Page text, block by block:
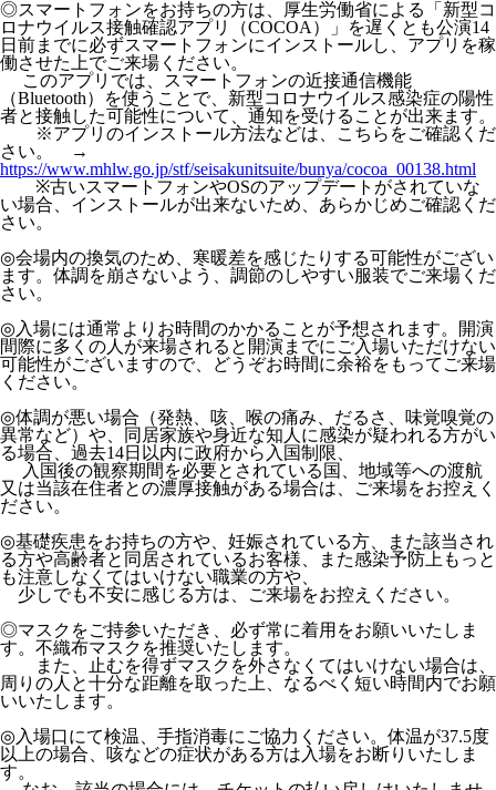
◎スマートフォンをお持ちの方は、厚生労働省による「新型コ
ロナウイルス接触確認アプリ（COCOA）」を遅くとも公演14
日前までに必ずスマートフォンにインストールし、アプリを稼
働させた上でご来場ください。
このアプリでは、スマートフォンの近接通信機能
（Bluetooth）を使うことで、新型コロナウイルス感染症の陽性
者と接触した可能性について、通知を受けることが出来ます。
※アプリのインストール方法などは、こちらをご確認くだ
さい。 →
https://www.mhlw.go.jp/stf/seisakunitsuite/bunya/cocoa_00138.html
※古いスマートフォンやOSのアップデートがされていな
い場合、インストールが出来ないため、あらかじめご確認くだ
さい。
◎会場内の換気のため、寒暖差を感じたりする可能性がござい
ます。体調を崩さないよう、調節のしやすい服装でご来場くだ
さい。
◎入場には通常よりお時間のかかることが予想されます。開演
間際に多くの人が来場されると開演までにご入場いただけない
可能性がございますので、どうぞお時間に余裕をもってご来場
ください。
◎体調が悪い場合（発熱、咳、喉の痛み、だるさ、味覚嗅覚の
異常など）や、同居家族や身近な知人に感染が疑われる方がい
る場合、過去14日以内に政府から入国制限、
入国後の観察期間を必要とされている国、地域等への渡航
又は当該在住者との濃厚接触がある場合は、ご来場をお控えく
ださい。
◎基礎疾患をお持ちの方や、妊娠されている方、また該当され
る方や高齢者と同居されているお客様、また感染予防上もっと
も注意しなくてはいけない職業の方や、
少しでも不安に感じる方は、ご来場をお控えください。
◎マスクをご持参いただき、必ず常に着用をお願いいたしま
す。不織布マスクを推奨いたします。
また、止むを得ずマスクを外さなくてはいけない場合は、
周りの人と十分な距離を取った上、なるべく短い時間内でお願
いいたします。
◎入場口にて検温、手指消毒にご協力ください。体温が37.5度
以上の場合、咳などの症状がある方は入場をお断りいたしま
す。